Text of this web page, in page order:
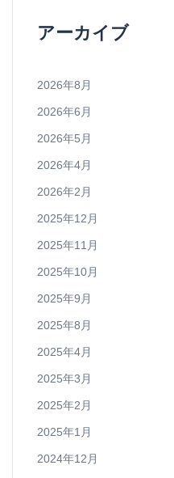
アーカイブ
2026年8月
2026年6月
2026年5月
2026年4月
2026年2月
2025年12月
2025年11月
2025年10月
2025年9月
2025年8月
2025年4月
2025年3月
2025年2月
2025年1月
2024年12月